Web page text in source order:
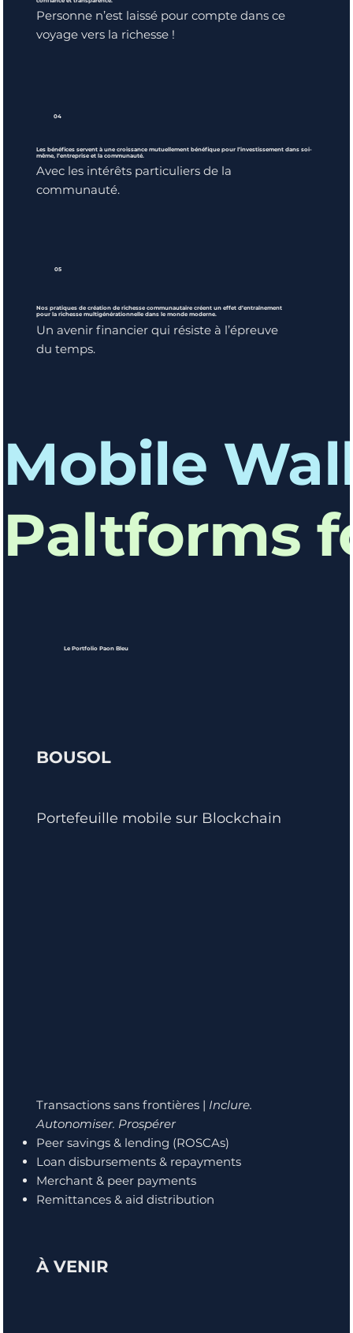
Personne n’est laissé pour compte dans ce
voyage vers la richesse !
04
Les bénéfices servent à une croissance mutuellement bénéfique pour l’investissement dans soi-
même, l’entreprise et la communauté.
Avec les intérêts particuliers de la
communauté.
05
Nos pratiques de création de richesse communautaire créent un effet d’entraînement
pour la richesse multigénérationnelle dans le monde moderne.
Un avenir financier qui résiste à l’épreuve
du temps.
Le Portfolio Paon Bleu
BOUSOL
Portefeuille mobile sur Blockchain
Transactions sans frontières | Inclure.
Autonomiser. Prospérer
Peer savings & lending (ROSCAs)
Loan disbursements & repayments
Merchant & peer payments
Remittances & aid distribution
À VENIR
Mobile
Paltforms